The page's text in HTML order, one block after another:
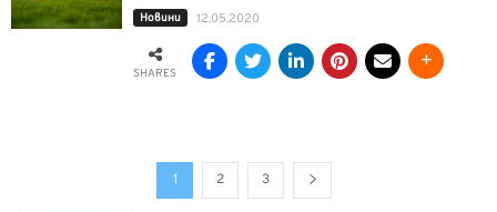
Новини 12.05.2020
SHARES
1 2 3